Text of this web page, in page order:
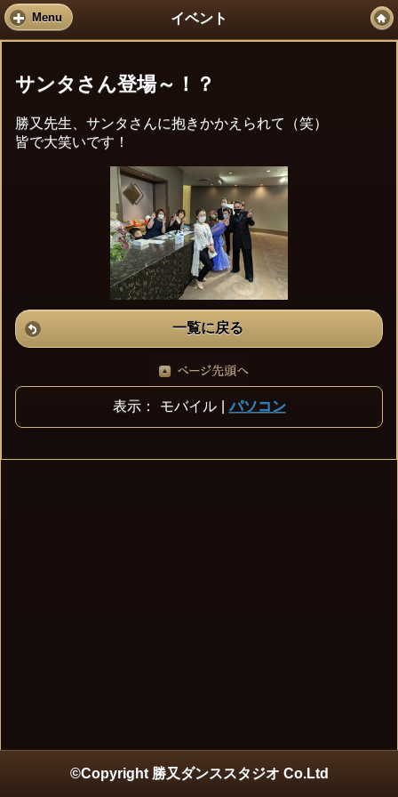
Menu イベント
サンタさん登場～！？
勝又先生、サンタさんに抱きかかえられて（笑）
皆で大笑いです！
一覧に戻る
表示： モバイル パソコン
©Copyright 勝又ダンススタジオ Co.Ltd